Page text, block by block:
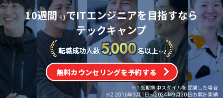
10週間※1でITエンジニアを目指すなら
テックキャンプ
無料カウンセリングを予約する
※1 短期集中スタイルを受講した場合
※2 2016年9月1日〜2024年9月30日の累計実績